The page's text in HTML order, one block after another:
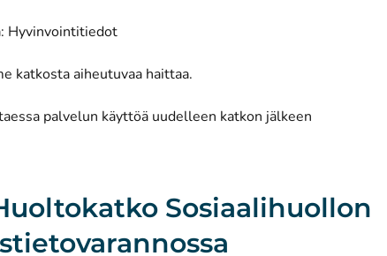
Hyvinvointitiedot
katkosta aiheutuvaa haittaa.
palvelun käyttöä uudelleen katkon jälkeen
Sosiaalihuollon